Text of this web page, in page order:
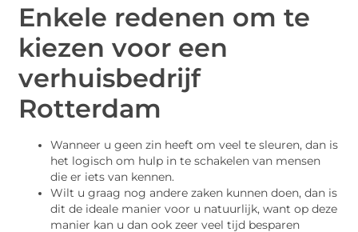
Enkele redenen om te
kiezen voor een
verhuisbedrijf
Rotterdam
Wanneer u geen zin heeft om veel te sleuren, dan is
het logisch om hulp in te schakelen van mensen
die er iets van kennen.
Wilt u graag nog andere zaken kunnen doen, dan is
dit de ideale manier voor u natuurlijk, want op deze
manier kan u dan ook zeer veel tijd besparen